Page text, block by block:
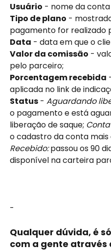
Usuário - nome da
Tipo de plano -
pagamento for realizado
Data - data em que o
Valor da comissão -
pelo parceiro;
Porcentagem recebida
aplicada no link de
Status - Aguardando
o pagamento e está
liberação de saque;
o cadastro da conta mais
Recebido: passou os 90
disponível na carteira
-
Qualquer dúvida, é
com a gente através